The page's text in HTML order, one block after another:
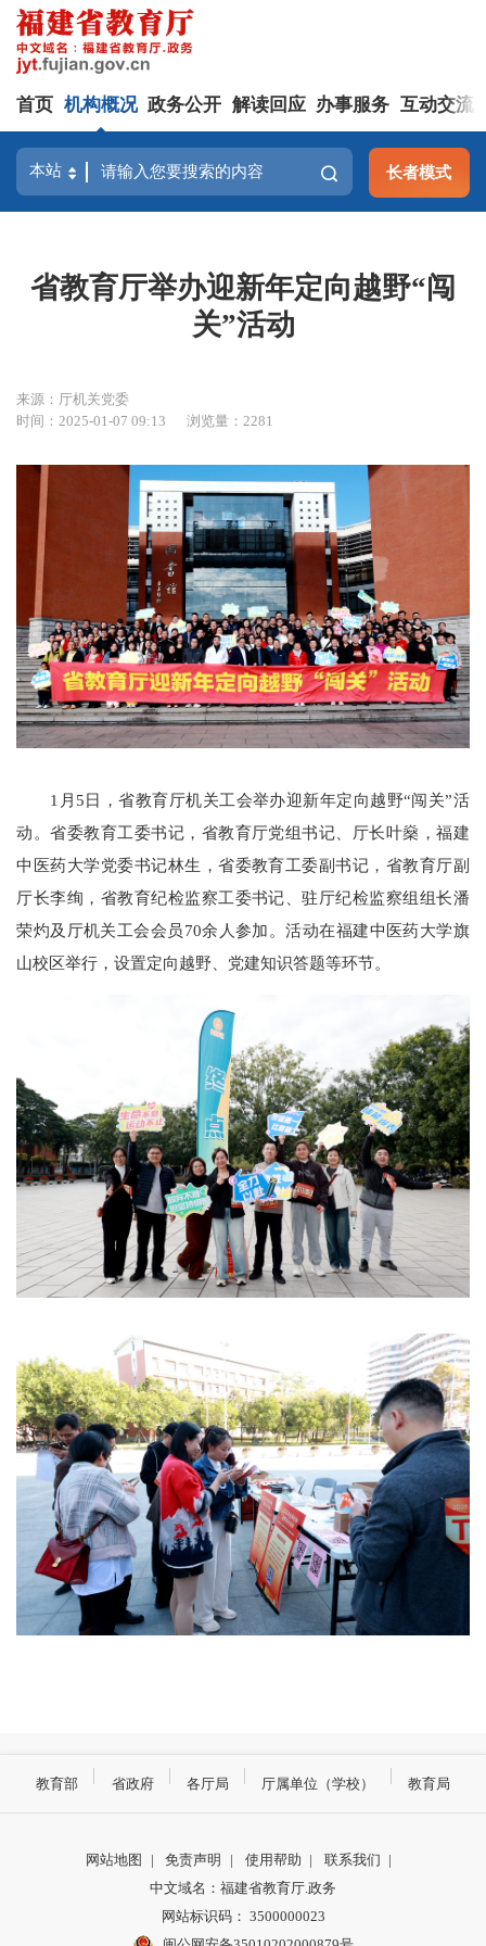
首页 机构概况 政务公开 解读回应 办事服务 互动交流
长者模式
省教育厅举办迎新年定向越野“闯
关”活动
来源：厅机关党委
时间：2025-01-07 09:13
浏览量：2281
1月5日，省教育厅机关工会举办迎新年定向越野“闯关”活
动。省委教育工委书记，省教育厅党组书记、厅长叶燊，福建
中医药大学党委书记林生，省委教育工委副书记，省教育厅副
厅长李绚，省教育纪检监察工委书记、驻厅纪检监察组组长潘
荣灼及厅机关工会会员70余人参加。活动在福建中医药大学旗
山校区举行，设置定向越野、党建知识答题等环节。
教育部 省政府 各厅局 厅属单位（学校） 教育局
网站地图 | 免责声明 | 使用帮助 | 联系我们 |
中文域名：福建省教育厅.政务
网站标识码： 3500000023